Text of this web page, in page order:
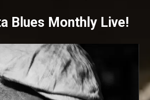
Blues Monthly Live!